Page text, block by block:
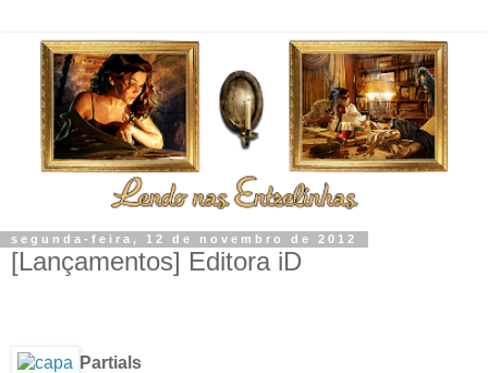
segunda-feira, 12 de novembro de 2012
[Lançamentos] Editora iD
Partials